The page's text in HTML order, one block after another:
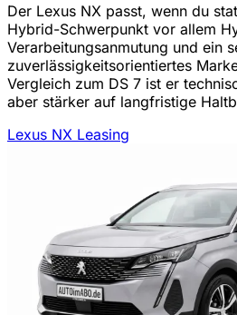
Der Lexus NX passt, wenn du
Hybrid-Schwerpunkt vor allem
Verarbeitungsanmutung und ein
zuverlässigkeitsorientiertes
Vergleich zum DS 7 ist er
aber stärker auf langfristige
Lexus NX Leasing